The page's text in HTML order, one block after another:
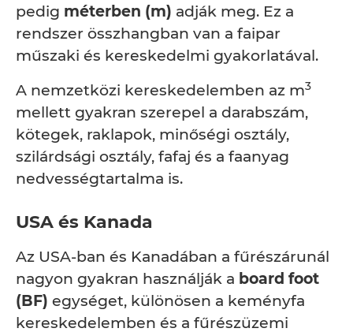
pedig méterben (m) adják meg. Ez a
rendszer összhangban van a faipar
műszaki és kereskedelmi gyakorlatával.
A nemzetközi kereskedelemben az m3
mellett gyakran szerepel a darabszám,
kötegek, raklapok, minőségi osztály,
szilárdsági osztály, fafaj és a faanyag
nedvességtartalma is.
USA és Kanada
Az USA-ban és Kanadában a fűrészárunál
nagyon gyakran használják a board foot
(BF) egységet, különösen a keményfa
kereskedelemben és a fűrészüzemi